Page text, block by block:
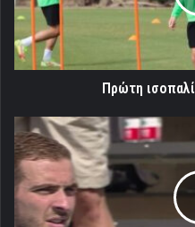
Πρώτη
Χειρουργήθηκαν
με
επιτυχία
Φουντούλης
και
Ζερδεβάς